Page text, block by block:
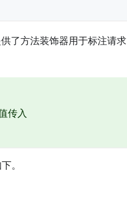
了方法装饰器用于标注请求
传入
。